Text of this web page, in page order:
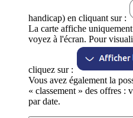
handicap) en cliquant sur :
La carte affiche
voyez à l'écran. Pour
cliquez sur :
Vous avez également la
« classement » des offres :
par date.